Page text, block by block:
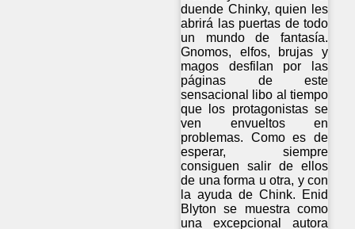
duende Chinky, quien les
abrirá las puertas de todo
un mundo de fantasía.
Gnomos, elfos, brujas y
magos desfilan por las
páginas de este
sensacional libo al tiempo
que los protagonistas se
ven envueltos en
problemas. Como es de
esperar, siempre
consiguen salir de ellos
de una forma u otra, y con
la ayuda de Chink. Enid
Blyton se muestra como
una excepcional autora